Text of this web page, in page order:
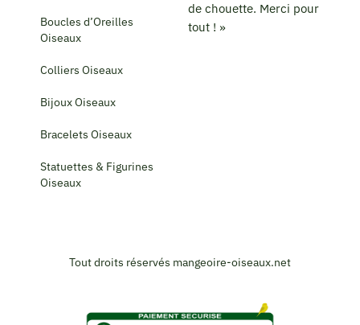
Boucles d’Oreilles
Oiseaux
Colliers Oiseaux
Bijoux Oiseaux
Bracelets Oiseaux
Statuettes & Figurines
Oiseaux
de chouette. Merci pour
tout ! »
Tout droits réservés mangeoire-oiseaux.net